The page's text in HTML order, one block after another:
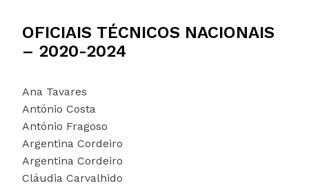
OFICIAIS TÉCNICOS NACIONAIS
– 2020-2024
Ana Tavares
António Costa
António Fragoso
Argentina Cordeiro
Argentina Cordeiro
Cláudia Carvalhido